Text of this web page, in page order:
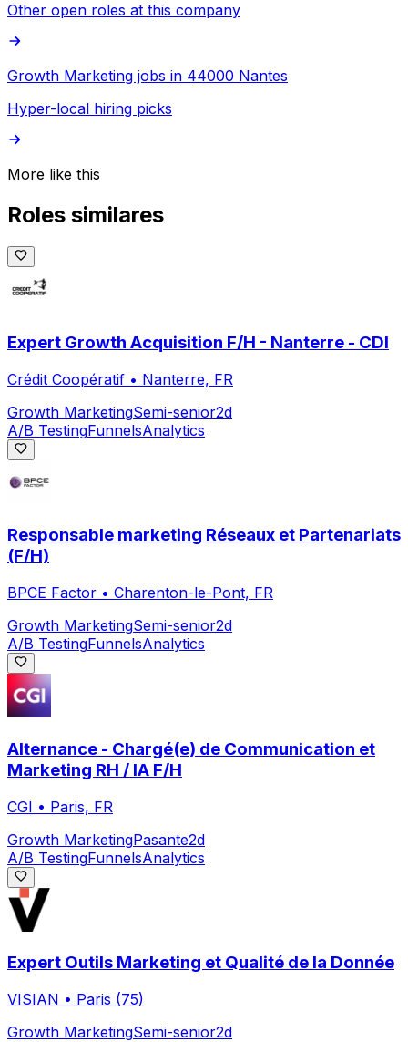
Other open roles at this company
Growth Marketing jobs in 44000 Nantes
Hyper-local hiring picks
More like this
Roles similares
Expert Growth Acquisition F/H - Nanterre - CDI
Crédit Coopératif • Nanterre, FR
Growth MarketingSemi-senior2d
A/B TestingFunnelsAnalytics
Responsable marketing Réseaux et Partenariats
(F/H)
BPCE Factor • Charenton-le-Pont, FR
Growth MarketingSemi-senior2d
A/B TestingFunnelsAnalytics
Alternance - Chargé(e) de Communication et
Marketing RH / IA F/H
CGI • Paris, FR
Growth MarketingPasante2d
A/B TestingFunnelsAnalytics
Expert Outils Marketing et Qualité de la Donnée
VISIAN • Paris (75)
Growth MarketingSemi-senior2d